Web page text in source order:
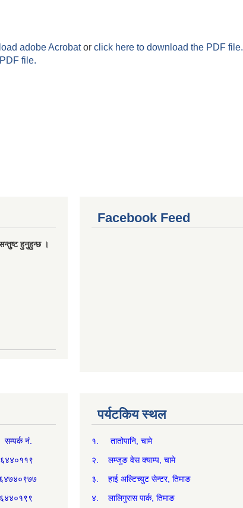
adobe Acrobator click here to download the PDF file.
file.
हुनुहुन्छ ।
Facebook Feed
नं.
पर्यटकिय स्थल
१. तातोपानि, चामे
२. लम्जुङ वेस क्याम्प, चामे
३. हाई अल्टिच्युट सेन्टर, तिमाङ
४. लालिगुरास पार्क, तिमाङ